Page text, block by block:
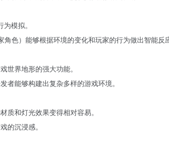
模拟。
色）能够根据环境的变化和玩家的行为做出智能反
世界地形的强大功能。
者能够构建出复杂多样的游戏环境。
质和灯光效果变得相对容易。
的沉浸感。